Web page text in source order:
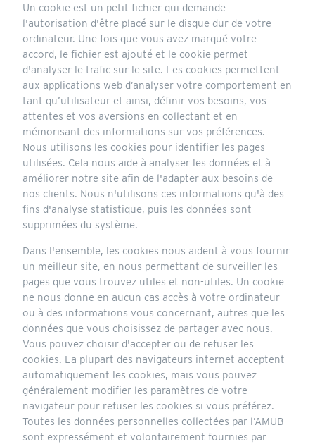
Un cookie est un petit fichier qui demande
l'autorisation d'être placé sur le disque dur de votre
ordinateur. Une fois que vous avez marqué votre
accord, le fichier est ajouté et le cookie permet
d'analyser le trafic sur le site. Les cookies permettent
aux applications web d’analyser votre comportement en
tant qu’utilisateur et ainsi, définir vos besoins, vos
attentes et vos aversions en collectant et en
mémorisant des informations sur vos préférences.
Nous utilisons les cookies pour identifier les pages
utilisées. Cela nous aide à analyser les données et à
améliorer notre site afin de l'adapter aux besoins de
nos clients. Nous n'utilisons ces informations qu'à des
fins d'analyse statistique, puis les données sont
supprimées du système.
Dans l'ensemble, les cookies nous aident à vous fournir
un meilleur site, en nous permettant de surveiller les
pages que vous trouvez utiles et non-utiles. Un cookie
ne nous donne en aucun cas accès à votre ordinateur
ou à des informations vous concernant, autres que les
données que vous choisissez de partager avec nous.
Vous pouvez choisir d'accepter ou de refuser les
cookies. La plupart des navigateurs internet acceptent
automatiquement les cookies, mais vous pouvez
généralement modifier les paramètres de votre
navigateur pour refuser les cookies si vous préférez.
Toutes les données personnelles collectées par l’AMUB
sont expressément et volontairement fournies par